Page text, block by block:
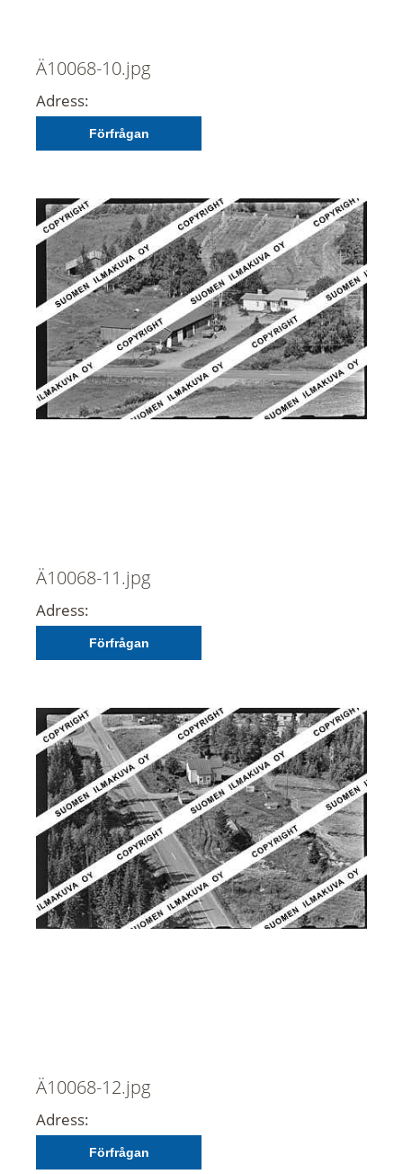
Ä10068-10.jpg
Adress:
Förfrågan
Ä10068-11.jpg
Adress:
Förfrågan
Ä10068-12.jpg
Adress:
Förfrågan